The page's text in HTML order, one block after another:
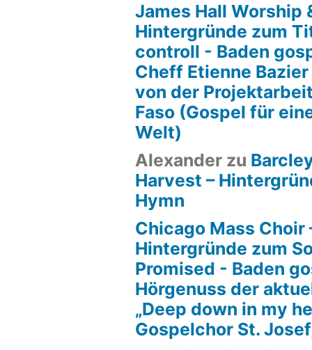
James Hall Worship
Hintergründe zum
controll - Baden
Cheff Etienne
von der
Faso (Gospel für
Welt)
Alexander zu
Harvest –
Hymn
Chicago Mass Choir
Hintergründe zum
Promised - Baden
Hörgenuss der
„Deep down in my
Gospelchor St.